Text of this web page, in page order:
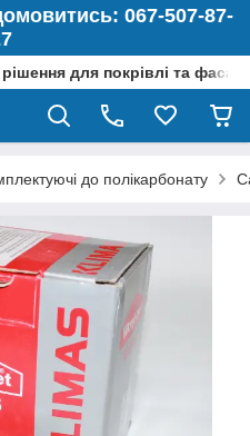
067-507-87-
для покрівлі та
до полікарбонату